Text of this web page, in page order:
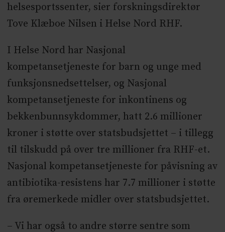
helsesportssenter, sier forskningsdirektør
Tove Klæboe Nilsen i Helse Nord RHF.
I Helse Nord har Nasjonal
kompetansetjeneste for barn og unge med
funksjonsnedsettelser, og Nasjonal
kompetansetjeneste for inkontinens og
bekkenbunnsykdommer, hatt 2.6 millioner
kroner i støtte over statsbudsjettet – i tillegg
til tilskudd på over tre millioner fra RHF-et.
Nasjonal kompetansetjeneste for påvisning av
antibiotika-resistens har 7.7 millioner i støtte
fra øremerkede midler over statsbudsjettet.
– Vi har også to andre større sentre som